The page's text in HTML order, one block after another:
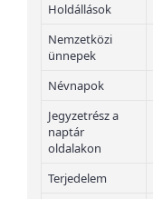
Holdállások
Nemzetközi
ünnepek
Névnapok
Jegyzetrész a
naptár
oldalakon
Terjedelem